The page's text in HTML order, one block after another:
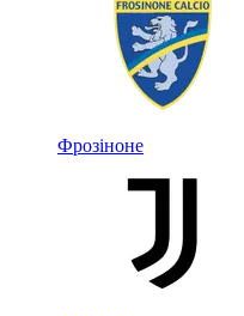
Фрозіноне